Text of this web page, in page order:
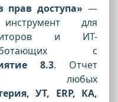
прав доступа» —
для
и ИТ-
с
8.3. Отчет
любых
УТ, ERP, КА,